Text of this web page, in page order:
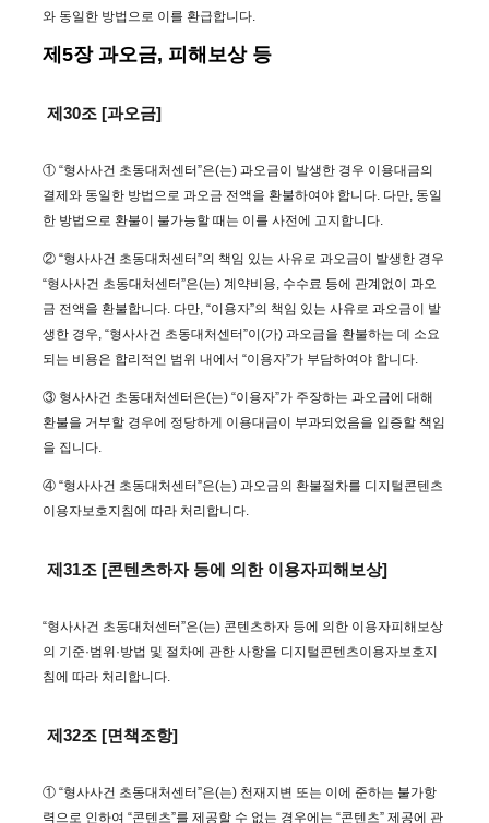
와 동일한 방법으로 이를 환급합니다.
제5장 과오금, 피해보상 등
제30조 [과오금]
① “형사사건 초동대처센터”은(는) 과오금이 발생한 경우 이용대금의
결제와 동일한 방법으로 과오금 전액을 환불하여야 합니다. 다만, 동일
한 방법으로 환불이 불가능할 때는 이를 사전에 고지합니다.
② “형사사건 초동대처센터”의 책임 있는 사유로 과오금이 발생한 경우
“형사사건 초동대처센터”은(는) 계약비용, 수수료 등에 관계없이 과오
금 전액을 환불합니다. 다만, “이용자”의 책임 있는 사유로 과오금이 발
생한 경우, “형사사건 초동대처센터”이(가) 과오금을 환불하는 데 소요
되는 비용은 합리적인 범위 내에서 “이용자”가 부담하여야 합니다.
③ 형사사건 초동대처센터은(는) “이용자”가 주장하는 과오금에 대해
환불을 거부할 경우에 정당하게 이용대금이 부과되었음을 입증할 책임
을 집니다.
④ “형사사건 초동대처센터”은(는) 과오금의 환불절차를 디지털콘텐츠
이용자보호지침에 따라 처리합니다.
제31조 [콘텐츠하자 등에 의한 이용자피해보상]
“형사사건 초동대처센터”은(는) 콘텐츠하자 등에 의한 이용자피해보상
의 기준·범위·방법 및 절차에 관한 사항을 디지털콘텐츠이용자보호지
침에 따라 처리합니다.
제32조 [면책조항]
① “형사사건 초동대처센터”은(는) 천재지변 또는 이에 준하는 불가항
력으로 인하여 “콘텐츠”를 제공할 수 없는 경우에는 “콘텐츠” 제공에 관